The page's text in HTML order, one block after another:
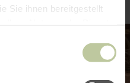
Sie ihnen bereitgestellt